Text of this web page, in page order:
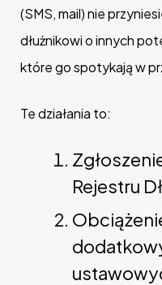
(SMS, mail) nie
dłużnikowi o innych
które go spotykają w
Te działania to:
Rejestru